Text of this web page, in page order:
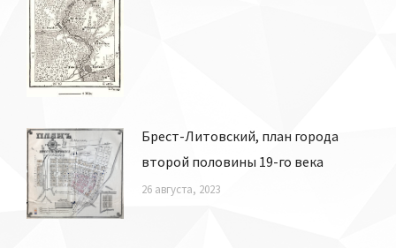
Брест-Литовский, план города
второй половины 19-го века
26 августа, 2023